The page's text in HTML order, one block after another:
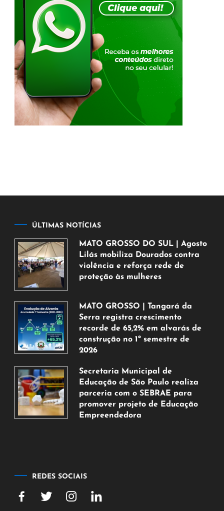
ÚLTIMAS NOTÍCIAS
MATO GROSSO DO SUL | Agosto
Lilás mobiliza Dourados contra
violência e reforça rede de
proteção às mulheres
de
agosto
de
2026
MATO GROSSO | Tangará da
Serra registra crescimento
recorde de 65,2% em alvarás de
construção no 1º semestre de
2026
de
agosto
de
2026
Secretaria Municipal de
Educação de São Paulo realiza
parceria com o SEBRAE para
promover projeto de Educação
Empreendedora
2026
REDES SOCIAIS